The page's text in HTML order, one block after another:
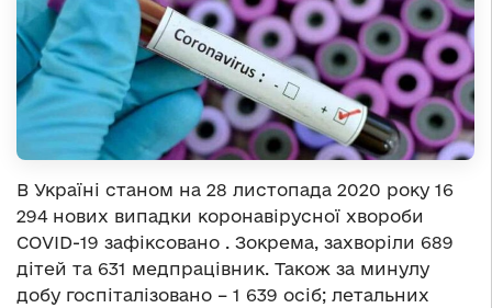
В Україні станом на 28 листопада 2020 року 16
294 нових випадки коронавірусної хвороби
COVID-19 зафіксовано . Зокрема, захворіли 689
дітей та 631 медпрацівник. Також за минулу
добу госпіталізовано – 1 639 осіб; летальних